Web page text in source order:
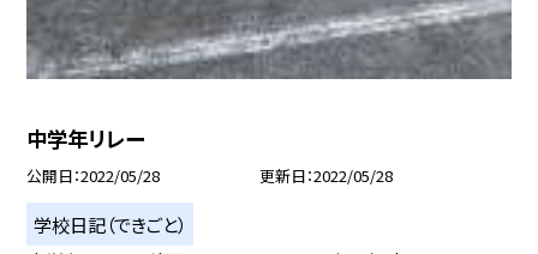
中学年リレー
公開日 2022/05/28 更新日 2022/05/28
学校日記（できごと）